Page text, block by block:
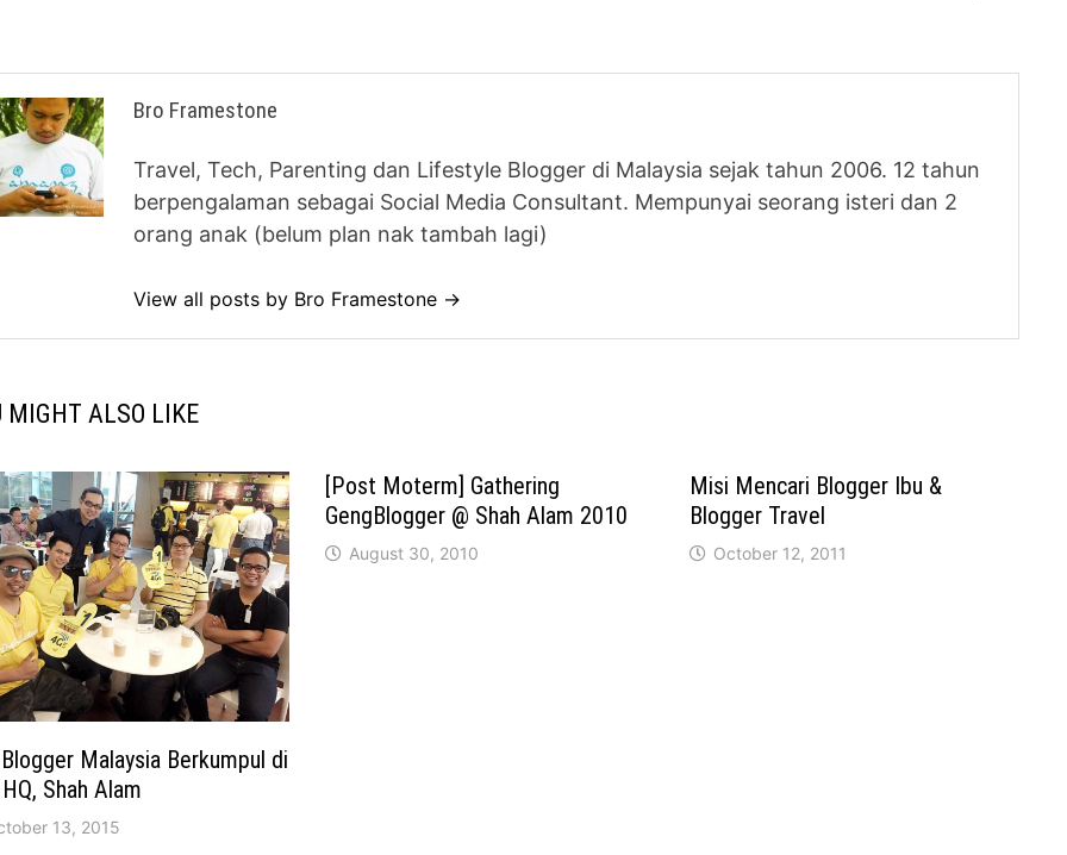
Bro Framestone
Travel, Tech, Parenting dan Lifestyle Blogger di Malaysia sejak tahun 2006. 12 tahun
berpengalaman sebagai Social Media Consultant. Mempunyai seorang isteri dan 2
orang anak (belum plan nak tambah lagi)
View all posts by Bro Framestone →
MIGHT ALSO LIKE
Malaysia Berkumpul di
Shah Alam
13, 2015
[Post Moterm] Gathering
GengBlogger @ Shah Alam 2010
August 30, 2010
Misi Mencari Blogger Ibu &
Blogger Travel
October 12, 2011